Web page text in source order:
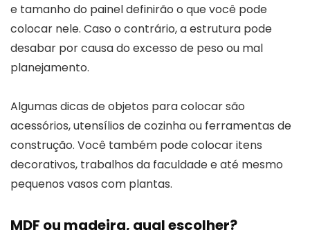
e tamanho do painel definirão o que você pode
colocar nele. Caso o contrário, a estrutura pode
desabar por causa do excesso de peso ou mal
planejamento.
Algumas dicas de objetos para colocar são
acessórios, utensílios de cozinha ou ferramentas de
construção. Você também pode colocar itens
decorativos, trabalhos da faculdade e até mesmo
pequenos vasos com plantas.
MDF ou madeira, qual escolher?